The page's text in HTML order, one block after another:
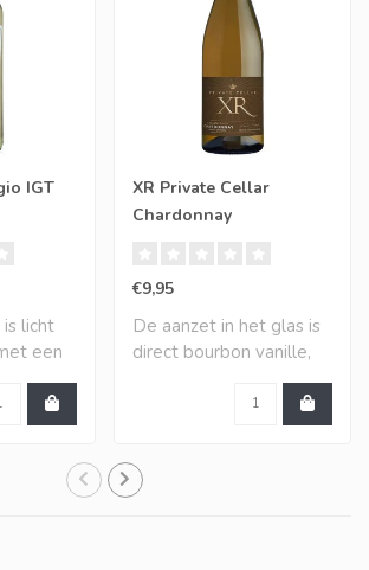
IGT
licht
een
XR Private Cellar
Chardonnay
€9,95
De aanzet in het glas is
direct bourbon vanille,